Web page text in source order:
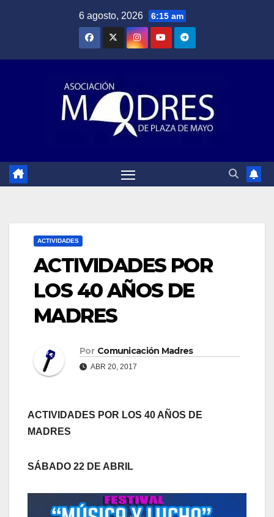
6 agosto, 2026 6:15 am
ACTIVIDADES
ACTIVIDADES POR
LOS 40 AÑOS DE
MADRES
Por Comunicación Madres
ABR 20, 2017
ACTIVIDADES POR LOS 40 AÑOS DE
MADRES
SÁBADO 22 DE ABRIL